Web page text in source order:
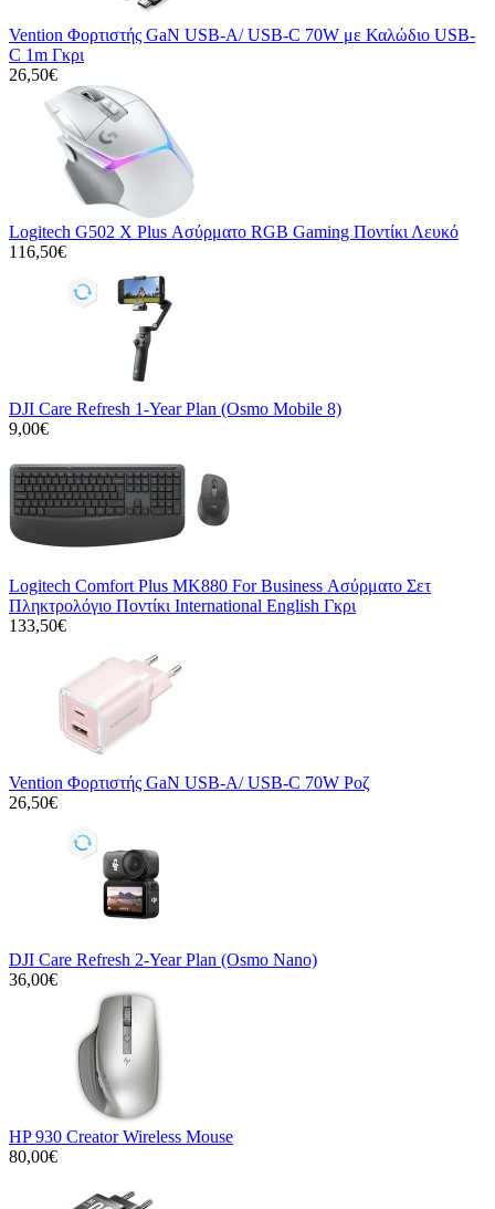
Vention Φορτιστής GaN USB-A/ USB-C 70W με Καλώδιο USB-
C 1m Γκρι
26,50€
Logitech G502 X Plus Ασύρματο RGB Gaming Ποντίκι Λευκό
116,50€
DJI Care Refresh 1-Year Plan (Osmo Mobile 8)
9,00€
Logitech Comfort Plus MK880 For Business Ασύρματο Σετ
Πληκτρολόγιο Ποντίκι International English Γκρι
133,50€
Vention Φορτιστής GaN USB-A/ USB-C 70W Ροζ
26,50€
DJI Care Refresh 2-Year Plan (Osmo Nano)
36,00€
HP 930 Creator Wireless Mouse
80,00€